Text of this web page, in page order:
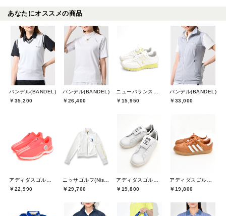
あなたにオススメの商品
バンデル(BANDEL)
￥35,200
バンデル(BANDEL)
￥26,400
￥15,950
バンデル(BANDEL)
￥33,000
￥22,990
￥29,700
￥19,800
￥19,800